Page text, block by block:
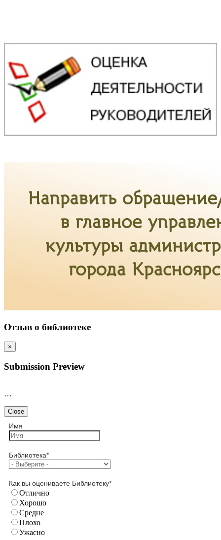
Отзыв о библиотеке
×
Submission Preview
…
Close
Имя
Библиотека*
Как вы оцениваете Библиотеку*
Отлично
Хорошо
Средне
Плохо
Ужасно